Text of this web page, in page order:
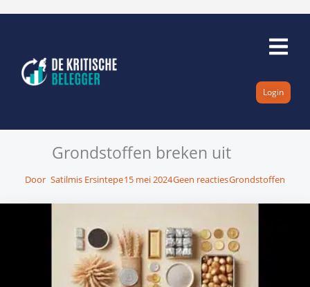
inhoud
Login
Grondstoffen breken uit
Door Satilmis Ersintepe15 mei 2024Geen reactiesGrondstoffen